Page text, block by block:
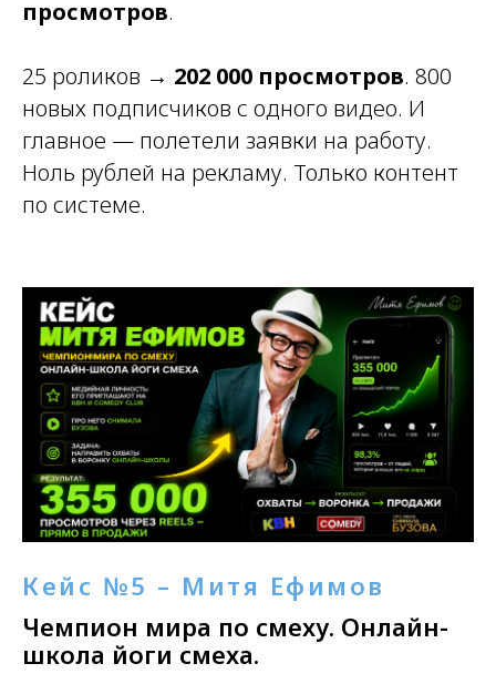
просмотров.
25 роликов → 202 000 просмотров. 800
новых подписчиков с одного видео. И
главное — полетели заявки на работу.
Ноль рублей на рекламу. Только контент
по системе.
Кейс №5 – Митя Ефимов
Чемпион мира по смеху. Онлайн-
школа йоги смеха.